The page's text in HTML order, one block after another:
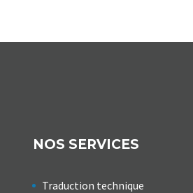
NOS SERVICES
Traduction technique